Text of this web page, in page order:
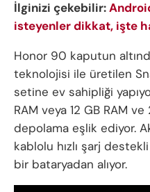
İlginizi çekebilir:
isteyenler dikkat, işte
Honor 90 kaputun
teknolojisi ile üretilen
setine ev sahipliği
RAM veya 12 GB RAM
depolama eşlik ediyor.
kablolu hızlı şarj
bir bataryadan alıyor.